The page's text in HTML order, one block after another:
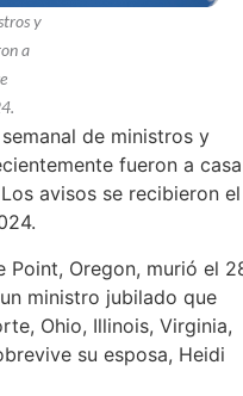
y
a
de ministros y
fueron a casa
avisos se recibieron
Point, Oregon, murió el
ministro jubilado que
Ohio, Illinois, Virginia,
su esposa, Heidi